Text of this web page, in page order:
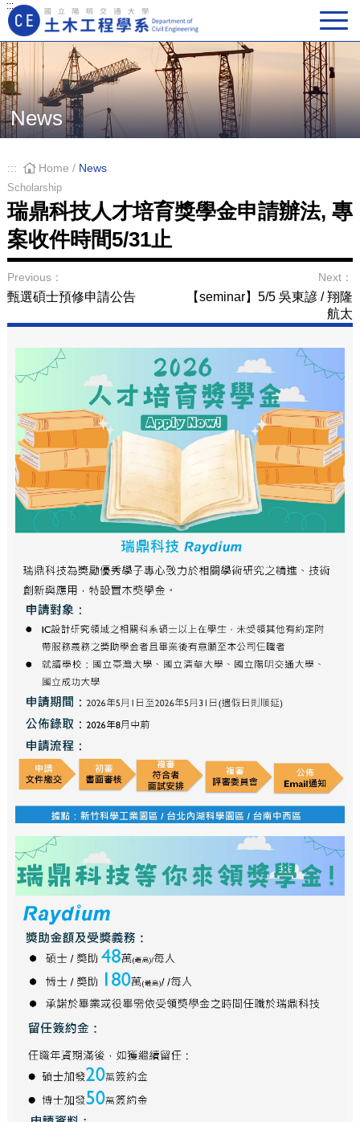
:::
Main Navigation
News
::: Home / News
Scholarship
瑞鼎科技人才培育獎學金申請辦法, 專
案收件時間5/31止
Previous：
甄選碩士預修申請公告
Next：
【seminar】5/5 吳東諺 / 翔隆
航太